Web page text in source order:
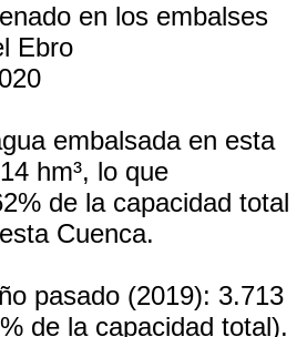
en los embalses
Ebro
embalsada en esta
hm³, lo que
de la capacidad total
Cuenca.
pasado (2019): 3.713
de la capacidad total).